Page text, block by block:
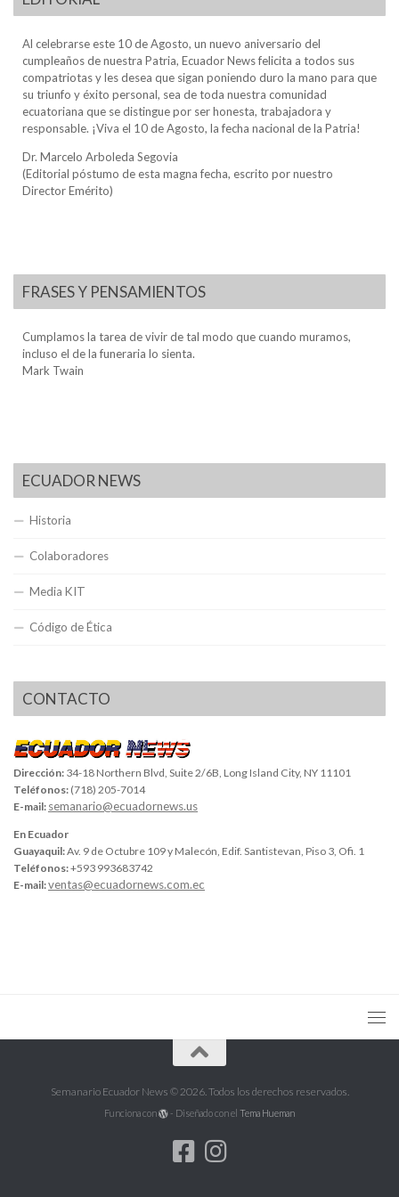
Al celebrarse este 10 de Agosto, un nuevo aniversario del
cumpleaños de nuestra Patria, Ecuador News felicita a todos sus
compatriotas y les desea que sigan poniendo duro la mano para que
su triunfo y éxito personal, sea de toda nuestra comunidad
ecuatoriana que se distingue por ser honesta, trabajadora y
responsable. ¡Viva el 10 de Agosto, la fecha nacional de la Patria!
Dr. Marcelo Arboleda Segovia
(Editorial póstumo de esta magna fecha, escrito por nuestro
Director Emérito)
FRASES Y PENSAMIENTOS
Cumplamos la tarea de vivir de tal modo que cuando muramos,
incluso el de la funeraria lo sienta.
Mark Twain
ECUADOR NEWS
Historia
Colaboradores
Media KIT
Código de Ética
CONTACTO
Dirección: 34-18 Northern Blvd, Suite 2/6B, Long Island City, NY 11101
Teléfonos: (718) 205-7014
E-mail: semanario@ecuadornews.us
En Ecuador
Guayaquil:Av. 9 de Octubre 109 y Malecón, Edif. Santistevan, Piso 3, Ofi. 1
Teléfonos:+593 993683742
E-mail:ventas@ecuadornews.com.ec
Semanario Ecuador News © 2026. Todos los derechos reservados.
Funciona con - Diseñado con el Tema Hueman